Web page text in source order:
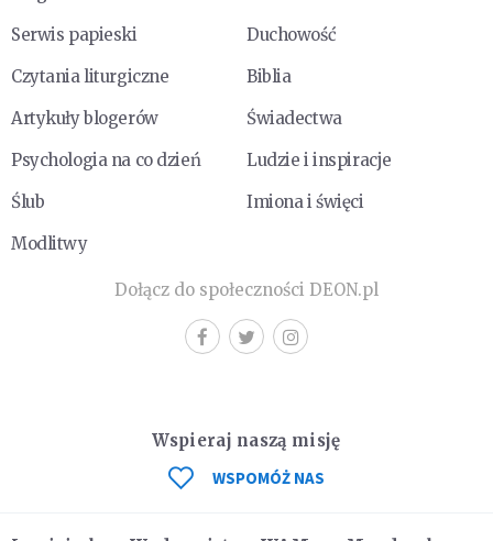
Serwis papieski
Duchowość
Czytania liturgiczne
Biblia
Artykuły blogerów
Świadectwa
Psychologia na co dzień
Ludzie i inspiracje
Ślub
Imiona i święci
Modlitwy
Dołącz do społeczności DEON.pl
Wspieraj naszą misję
WSPOMÓŻ NAS